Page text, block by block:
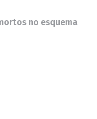
no esquema